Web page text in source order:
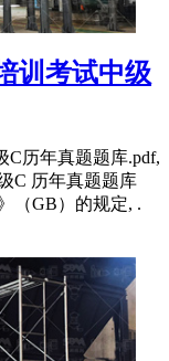
训考试中级
C历年真题题库.pdf,
C 历年真题题库
（GB）的规定, .